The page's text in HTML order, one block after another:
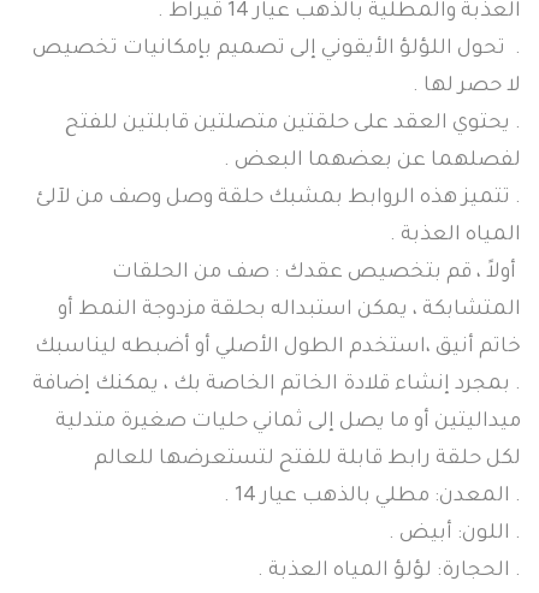
العذبة والمطلية بالذهب عيار 14 قيراط .
. تحول اللؤلؤ الأيقوني إلى تصميم بإمكانيات تخصيص
لا حصر لها .
. يحتوي العقد على حلقتين متصلتين قابلتين للفتح
لفصلهما عن بعضهما البعض .
. تتميز هذه الروابط بمشبك حلقة وصل وصف من لآلئ
المياه العذبة .
أولاً ، قم بتخصيص عقدك : صف من الحلقات
المتشابكة ، يمكن استبداله بحلقة مزدوجة النمط أو
خاتم أنيق ،استخدم الطول الأصلي أو أضبطه ليناسبك
. بمجرد إنشاء قلادة الخاتم الخاصة بك ، يمكنك إضافة
ميداليتين أو ما يصل إلى ثماني حليات صغيرة متدلية
لكل حلقة رابط قابلة للفتح لتستعرضها للعالم
. المعدن: مطلي بالذهب عيار 14 .
. اللون: أبيض .
. الحجارة: لؤلؤ المياه العذبة .